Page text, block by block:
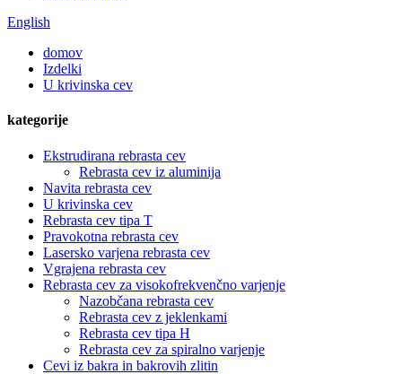
English
domov
Izdelki
U krivinska cev
kategorije
Ekstrudirana rebrasta cev
Rebrasta cev iz aluminija
Navita rebrasta cev
U krivinska cev
Rebrasta cev tipa T
Pravokotna rebrasta cev
Lasersko varjena rebrasta cev
Vgrajena rebrasta cev
Rebrasta cev za visokofrekvenčno varjenje
Nazobčana rebrasta cev
Rebrasta cev z jeklenkami
Rebrasta cev tipa H
Rebrasta cev za spiralno varjenje
Cevi iz bakra in bakrovih zlitin